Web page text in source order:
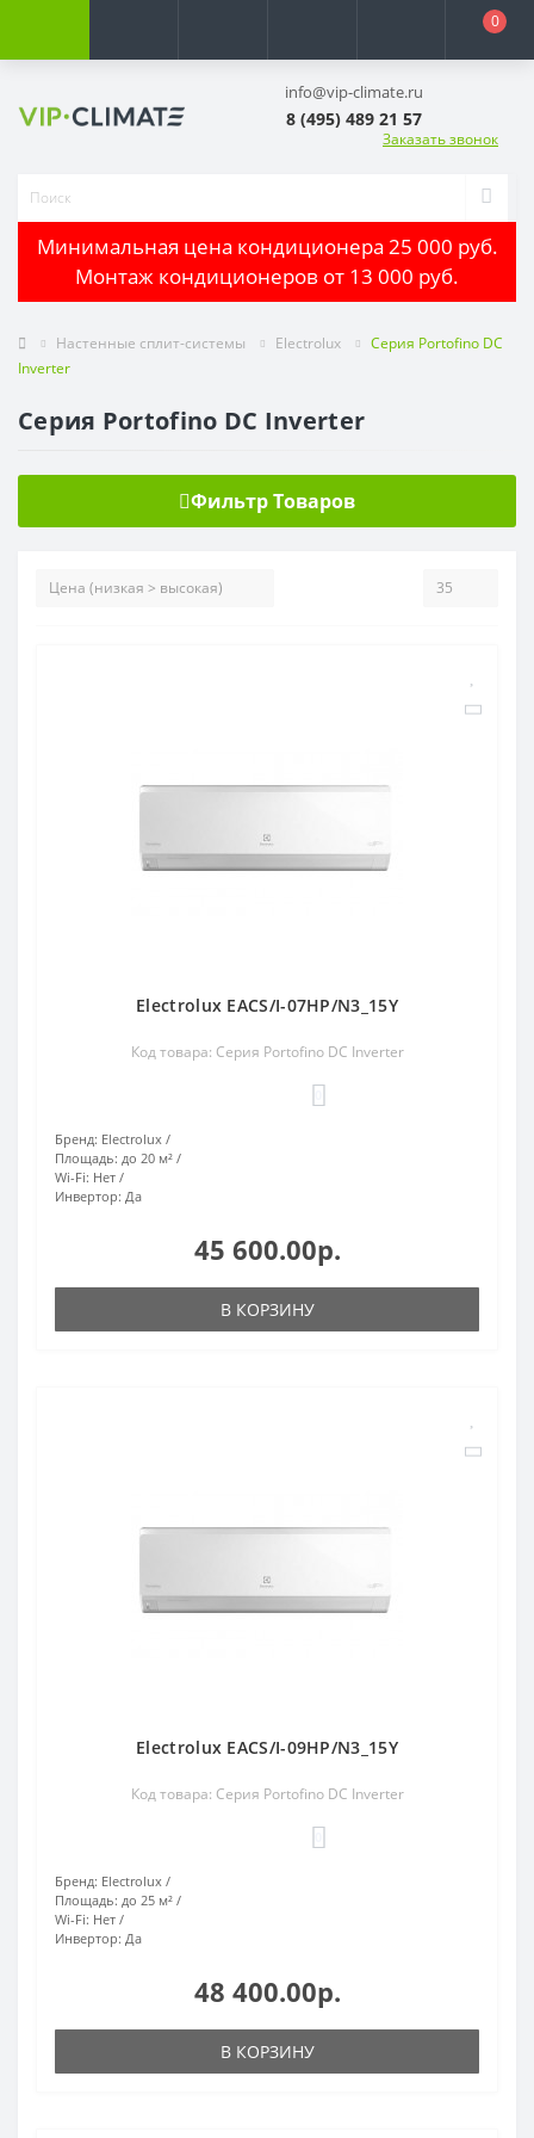
0
info@vip-climate.ru
8 (495) 489 21 57
Заказать звонок
Минимальная цена кондиционера 25 000 руб.
Монтаж кондиционеров от 13 000 руб.
Настенные сплит-системы Electrolux
Серия Portofino DC
Inverter
Серия Portofino DC Inverter
Фильтр Товаров
Electrolux EACS/I-07HP/N3_15Y
Код товара: Серия Portofino DC Inverter
Бренд: Electrolux
Площадь: до 20 м²
Wi-Fi: Нет
Инвертор: Да
45 600.00р.
В КОРЗИНУ
Electrolux EACS/I-09HP/N3_15Y
Код товара: Серия Portofino DC Inverter
Бренд: Electrolux
Площадь: до 25 м²
Wi-Fi: Нет
Инвертор: Да
48 400.00р.
В КОРЗИНУ